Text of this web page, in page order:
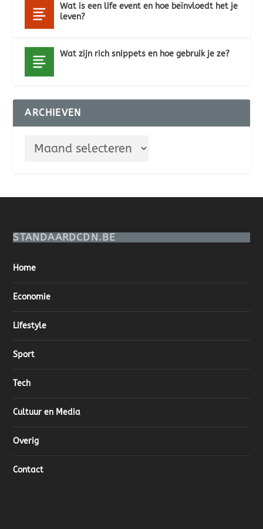
Wat is een life event en hoe beïnvloedt het je
leven?
Wat zijn rich snippets en hoe gebruik je ze?
ARCHIEVEN
STANDAARDCDN.BE
Home
Economie
Lifestyle
Sport
Tech
Cultuur en Media
Overig
Contact